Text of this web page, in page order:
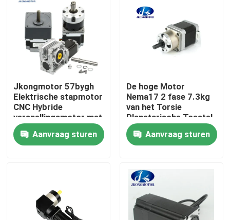
Fabrieksreis
Kwaliteitscontrole
Contacteer ons
Verzoek om een Citaat
Geïntegreerde DC-servomotor
Brushless gelijkstroom-Motor
Jkongmotor 57bygh
Elektrische stapmotor
CNC Hybride
versnellingsmotor met
planetaire
versnellingsbak / rem /
encoder
Aanvraag sturen
De hoge Motor
Nema17 2 fase 7.3kg
van het Torsie
Planetarische Toestel.
Cm
42mm*42mm*100mm
Aanvraag sturen